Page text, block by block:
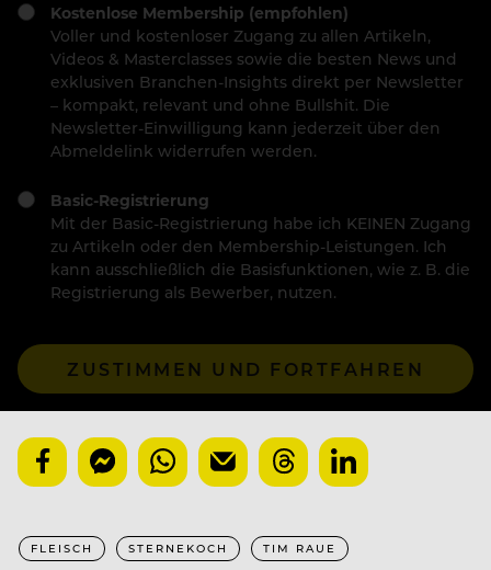
Kostenlose Membership (empfohlen)
Voller und kostenloser Zugang zu allen Artikeln,
Videos & Masterclasses sowie die besten News und
exklusiven Branchen-Insights direkt per Newsletter
– kompakt, relevant und ohne Bullshit. Die
Newsletter-Einwilligung kann jederzeit über den
Abmeldelink widerrufen werden.
Basic-Registrierung
Mit der Basic-Registrierung habe ich KEINEN Zugang
zu Artikeln oder den Membership-Leistungen. Ich
kann ausschließlich die Basisfunktionen, wie z. B. die
Registrierung als Bewerber, nutzen.
ZUSTIMMEN UND FORTFAHREN
FLEISCH STERNEKOCH TIM RAUE